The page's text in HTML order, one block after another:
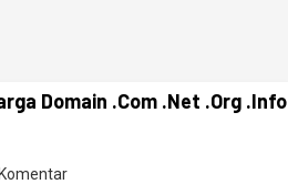
Domain .Com .Net .Org .Info